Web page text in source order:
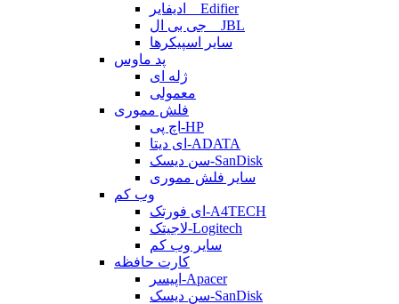
ادیفایر _ Edifier
جی بی ال _ JBL
سایر اسپیکرها
پد ماوس
ژله ای
معمولی
فلش مموری
اچ پی-HP
ای دیتا-ADATA
سن دیسک-SanDisk
سایر فلش مموری
وب کم
ای فورتک-A4TECH
لاجیتک-Logitech
سایر وب کم
کارت حافظه
اپیسر-Apacer
سن دیسک-SanDisk